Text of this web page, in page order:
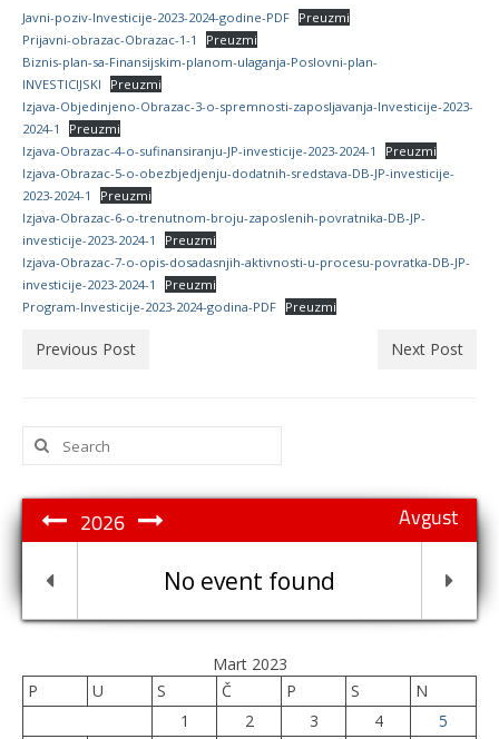
Javni-poziv-Investicije-2023-2024-godine-PDF Preuzmi
Prijavni-obrazac-Obrazac-1-1
Preuzmi
Biznis-plan-sa-Finansijskim-planom-ulaganja-Poslovni-plan-
INVESTICIJSKI
Preuzmi
Izjava-Objedinjeno-Obrazac-3-o-spremnosti-zaposljavanja-Investicije-2023-
2024-1
Preuzmi
Izjava-Obrazac-4-o-sufinansiranju-JP-investicije-2023-2024-1
Preuzmi
Izjava-Obrazac-5-o-obezbjedjenju-dodatnih-sredstava-DB-JP-investicije-
2023-2024-1
Preuzmi
Izjava-Obrazac-6-o-trenutnom-broju-zaposlenih-povratnika-DB-JP-
investicije-2023-2024-1
Preuzmi
Izjava-Obrazac-7-o-opis-dosadasnjih-aktivnosti-u-procesu-povratka-DB-JP-
investicije-2023-2024-1
Preuzmi
Program-Investicije-2023-2024-godina-PDF Preuzmi
Previous Post Next Post
Search
for:
Avgust
2026
No event found
Mart 2023
P
U S Č P S
N
1
2 3 4
5